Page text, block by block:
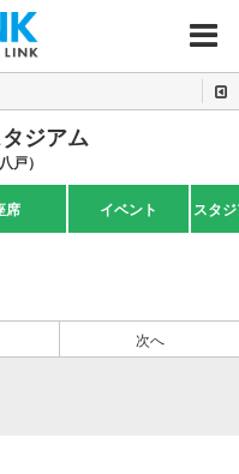
MENU
ジアム
戸）
席 イベント スタ
次へ